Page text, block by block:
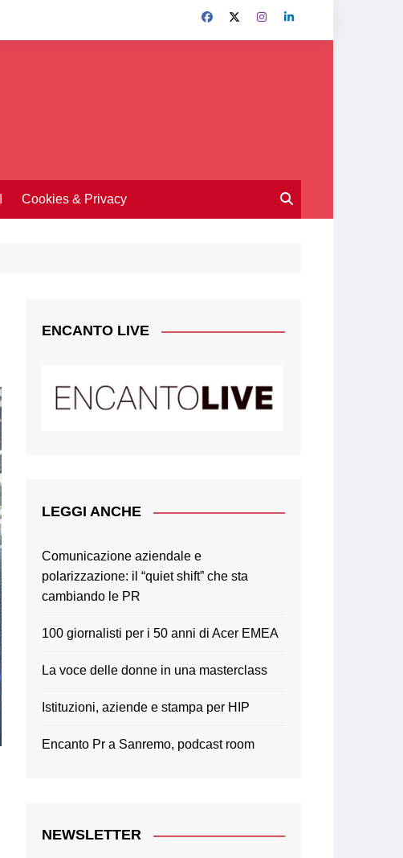
Cookies & Privacy
ENCANTO LIVE
LEGGI ANCHE
Comunicazione aziendale e
polarizzazione: il “quiet shift” che sta
cambiando le PR
100 giornalisti per i 50 anni di Acer EMEA
La voce delle donne in una masterclass
Istituzioni, aziende e stampa per HIP
Encanto Pr a Sanremo, podcast room
NEWSLETTER